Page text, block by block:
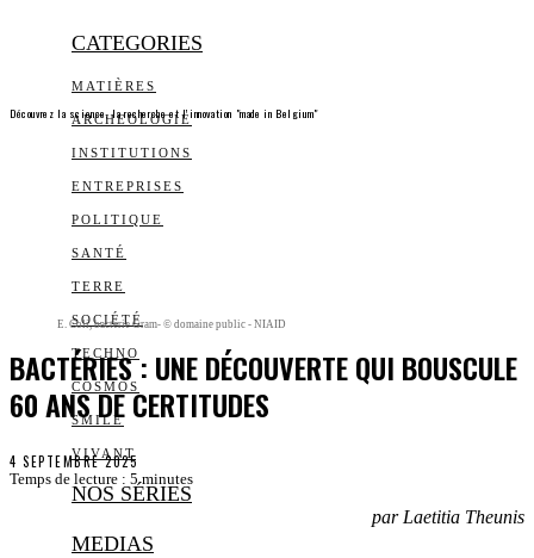
CATEGORIES
MATIÈRES
ARCHEOLOGIE
INSTITUTIONS
ENTREPRISES
POLITIQUE
SANTÉ
TERRE
SOCIÉTÉ
TECHNO
COSMOS
SMILE
VIVANT
NOS SÉRIES
MEDIAS
Découvrez la science, la recherche et l’innovation "made in Belgium"
E. Coli, bactérie Gram- © domaine public - NIAID
BACTÉRIES : UNE DÉCOUVERTE QUI BOUSCULE
60 ANS DE CERTITUDES
4 SEPTEMBRE 2025
Temps de lecture : 5 minutes
par Laetitia Theunis